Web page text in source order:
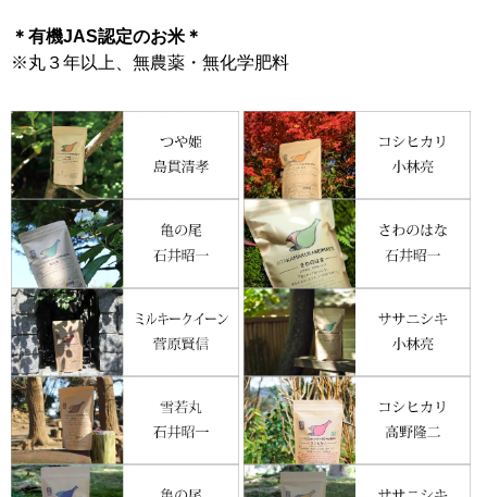
＊有機JAS認定のお米＊
※丸３年以上、無農薬・無化学肥料